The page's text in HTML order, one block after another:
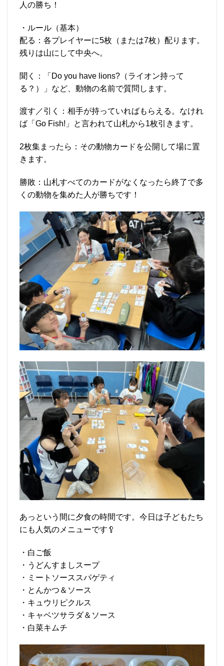
人の勝ち！
・ルール（基本）
配る：各プレイヤーに5枚（または7枚）配ります。
残りは山にして中央へ。
聞く：「Do you have lions?（ライオン持って
る？）」など、動物の名前で質問します。
渡す／引く：相手が持っていればもらえる。なけれ
ば「Go Fish!」と言われて山札から1枚引きます。
2枚集まったら：その動物カードを公開して場に置
きます。
勝敗：山札すべてのカードがなくなったら終了で多
くの動物を集めた人が勝ちです！
あっという間に夕食の時間です。今日は子どもたち
にも人気のメニューです🥄
・白ご飯
・うどんすましスープ
・ミートソーススパゲティ
・とんかつ＆ソース
・キュウリピクルス
・キャベツサラダ＆ソース
・白菜キムチ